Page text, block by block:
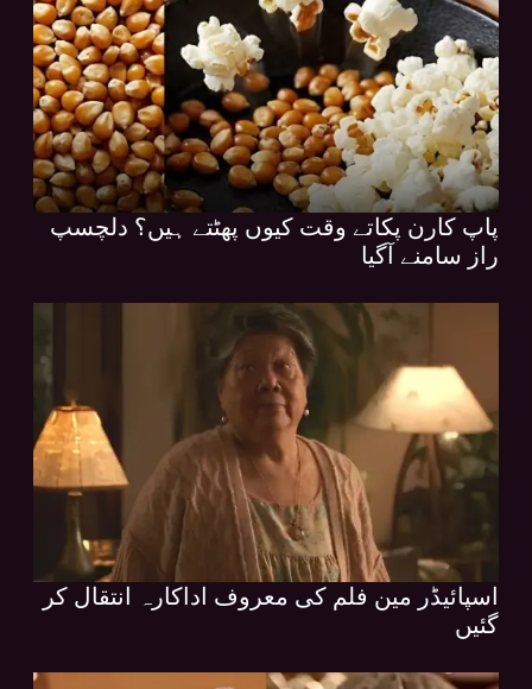
پاپ کارن پکاتے وقت کیوں پھٹتے ہیں؟ دلچسپ
راز سامنے آگیا
اسپائیڈر مین فلم کی معروف اداکارہ انتقال کر
گئیں